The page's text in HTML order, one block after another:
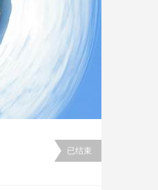
已结束